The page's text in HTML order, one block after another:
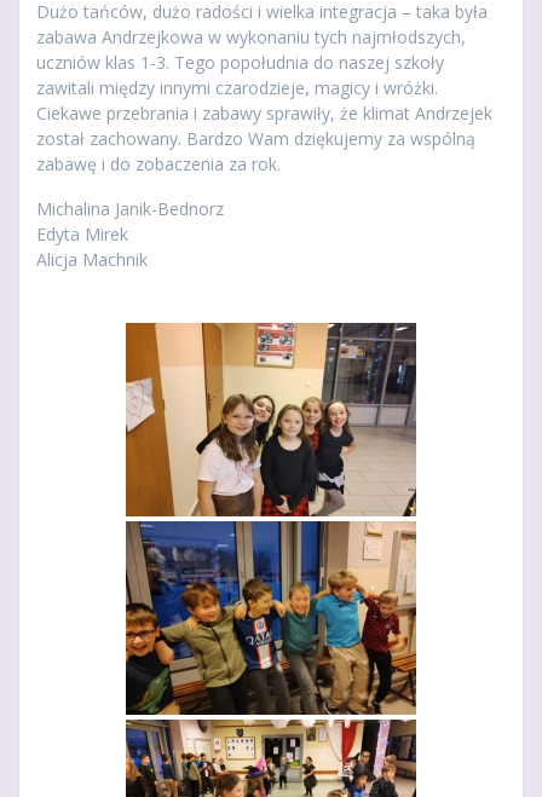
Dużo tańców, dużo radości i wielka integracja – taka była
zabawa Andrzejkowa w wykonaniu tych najmłodszych,
uczniów klas 1-3. Tego popołudnia do naszej szkoły
zawitali między innymi czarodzieje, magicy i wróżki.
Ciekawe przebrania i zabawy sprawiły, że klimat Andrzejek
został zachowany. Bardzo Wam dziękujemy za wspólną
zabawę i do zobaczenia za rok.
Michalina Janik-Bednorz
Edyta Mirek
Alicja Machnik